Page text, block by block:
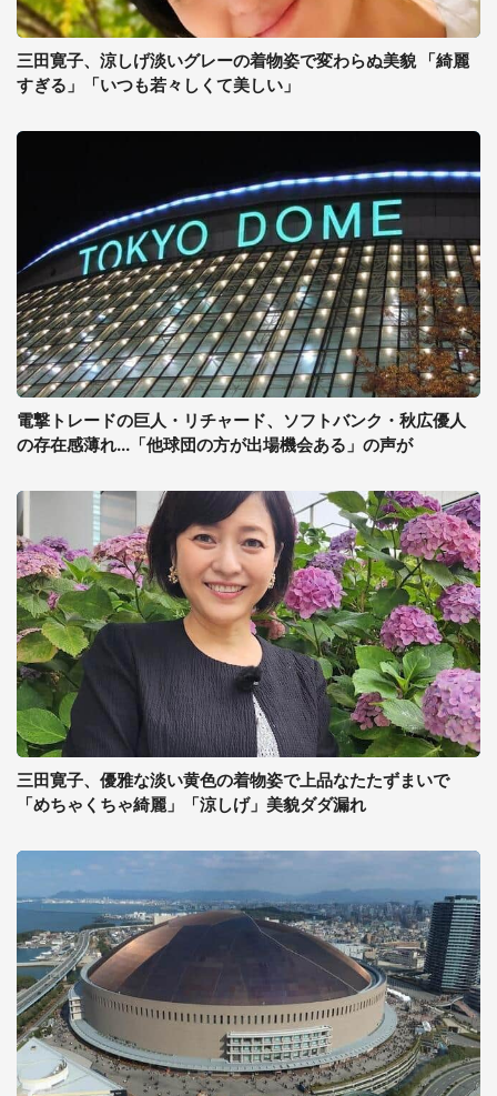
三田寛子、涼しげ淡いグレーの着物姿で変わらぬ美貌 「綺麗
すぎる」「いつも若々しくて美しい」
電撃トレードの巨人・リチャード、ソフトバンク・秋広優人
の存在感薄れ...「他球団の方が出場機会ある」の声が
三田寛子、優雅な淡い黄色の着物姿で上品なたたずまいで
「めちゃくちゃ綺麗」「涼しげ」美貌ダダ漏れ